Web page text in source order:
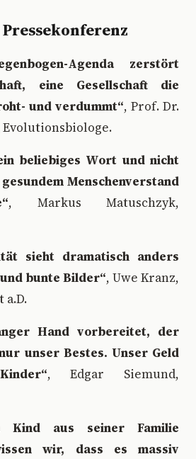
Agenda zerstört
eine Gesellschaft die
und verdummt“, Prof. Dr.
beliebiges Wort und nicht
Menschenverstand
, Markus Matuschzyk,
sieht dramatisch anders
bunte Bilder“, Uwe Kranz,
Hand vorbereitet, der
unser Bestes. Unser Geld
, Edgar Siemund,
aus seiner Familie
wir, dass es massiv